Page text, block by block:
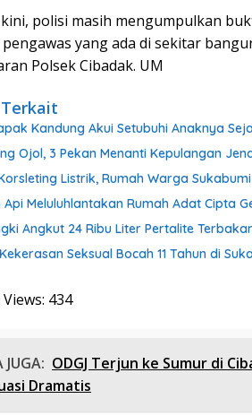
polisi masih mengumpulkan
yang ada di sekitar
Polsek Cibadak. UM
Kandung Akui Setubuhi Anaknya
Ojol, 3 Pekan Menanti Kepulangan
Listrik, Rumah Warga
Meluluhlantakan Rumah Adat Cipta
Angkut 24 Ribu Liter Pertalite
Seksual Bocah 11 Tahun di
434
JUGA: ODGJ Terjun ke Sumur di
Dramatis